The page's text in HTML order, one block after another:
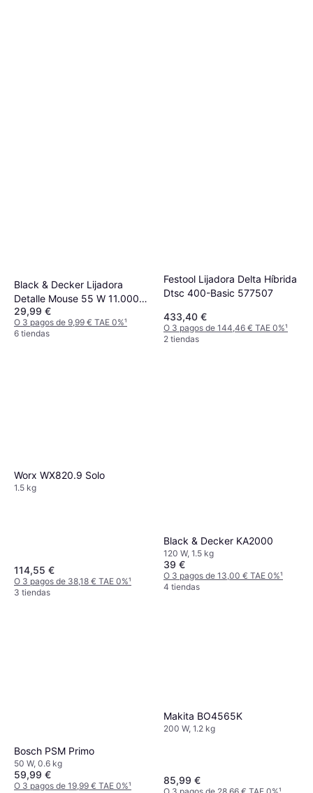
Black & Decker Lijadora
Detalle Mouse 55 W 11.000
RPM Diámetro Orbita 1.5 mm
Fijación de Papel de Lija
BEW230BC-QS
29,99 €
O 3 pagos de 9,99 € TAE 0%¹
6 tiendas
Festool Lijadora Delta Híbrida
Dtsc 400-Basic 577507
433,40 €
O 3 pagos de 144,46 € TAE 0%¹
2 tiendas
Worx WX820.9 Solo
1.5 kg
114,55 €
O 3 pagos de 38,18 € TAE 0%¹
3 tiendas
Black & Decker KA2000
120 W, 1.5 kg
39 €
O 3 pagos de 13,00 € TAE 0%¹
4 tiendas
Bosch PSM Primo
50 W, 0.6 kg
59,99 €
O 3 pagos de 19,99 € TAE 0%¹
Makita BO4565K
200 W, 1.2 kg
85,99 €